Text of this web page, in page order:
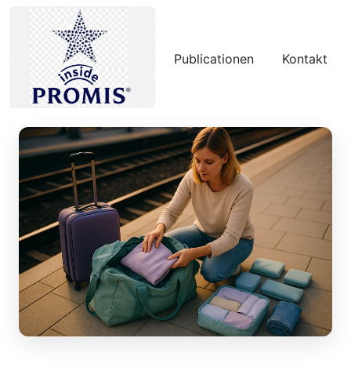
Publicationen Kontakt